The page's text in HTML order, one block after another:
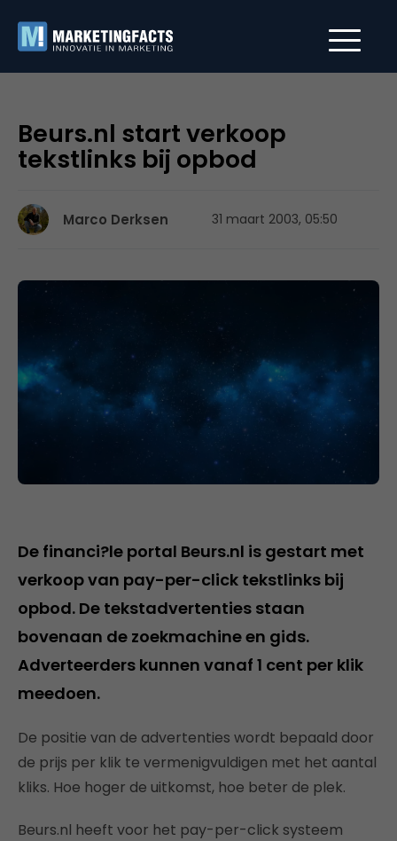
Beurs.nl start verkoop
tekstlinks bij opbod
Marco Derksen 31 maart 2003, 05:50
De financi?le portal Beurs.nl is gestart met
verkoop van pay-per-click tekstlinks bij
opbod. De tekstadvertenties staan
bovenaan de zoekmachine en gids.
Adverteerders kunnen vanaf 1 cent per klik
meedoen.
De positie van de advertenties wordt bepaald door
de prijs per klik te vermenigvuldigen met het aantal
kliks. Hoe hoger de uitkomst, hoe beter de plek.
Beurs.nl heeft voor het pay-per-click systeem